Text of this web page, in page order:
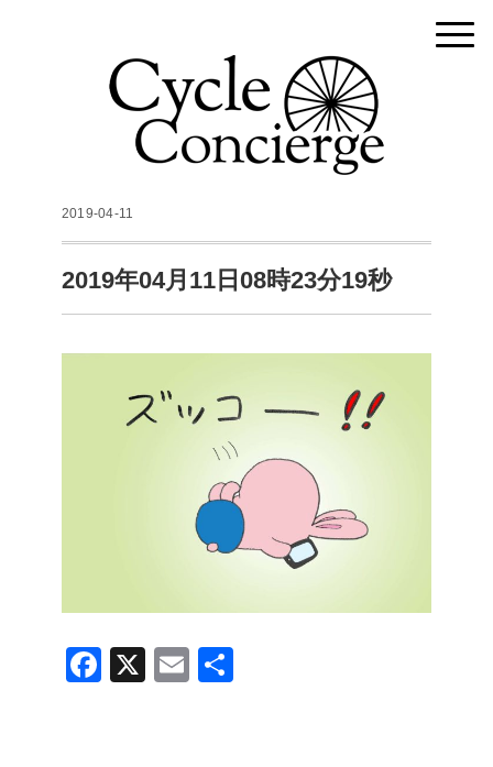
2019-04-11
2019年04月11日08時23分19秒
F
X
E